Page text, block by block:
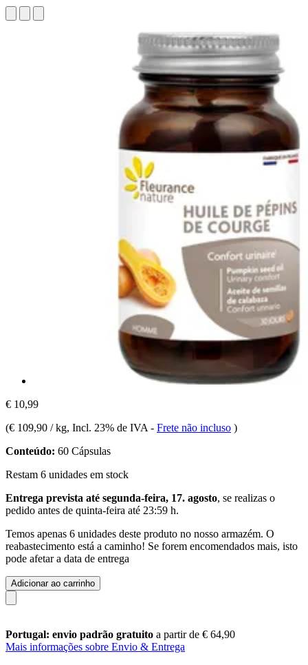
€ 10,99
(€ 109,90 / kg, Incl. 23% de IVA - Frete não incluso )
Conteúdo: 60 Cápsulas
Restam 6 unidades em stock
Entrega prevista até segunda-feira, 17. agosto, se realizas o
pedido antes de quinta-feira até 23:59 h.
Temos apenas 6 unidades deste produto no nosso armazém. O
reabastecimento está a caminho! Se forem encomendados mais, isto
pode afetar a data de entrega
Adicionar ao carrinho
Portugal: envio padrão gratuito a partir de € 64,90
Mais informações sobre Envio & Entrega